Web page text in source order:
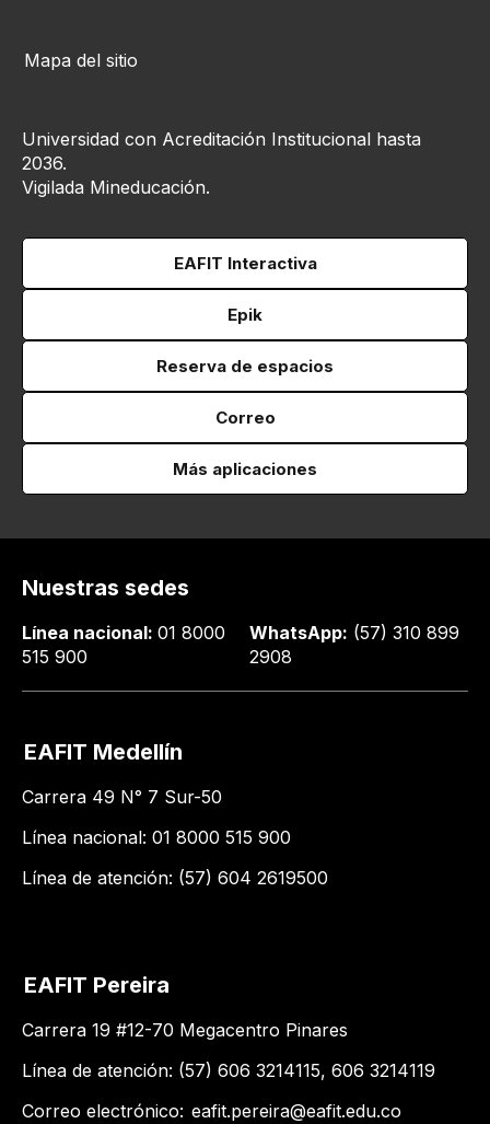
Mapa del sitio
Universidad con Acreditación Institucional hasta
2036.
Vigilada Mineducación.
EAFIT Interactiva
Epik
Reserva de espacios
Correo
Más aplicaciones
Nuestras sedes
Línea nacional: 01 8000
515 900
WhatsApp: (57) 310 899
2908
EAFIT Medellín
Carrera 49 N° 7 Sur-50
Línea nacional: 01 8000 515 900
Línea de atención: (57) 604 2619500
EAFIT Pereira
Carrera 19 #12-70 Megacentro Pinares
Línea de atención: (57) 606 3214115, 606 3214119
Correo electrónico: eafit.pereira@eafit.edu.co